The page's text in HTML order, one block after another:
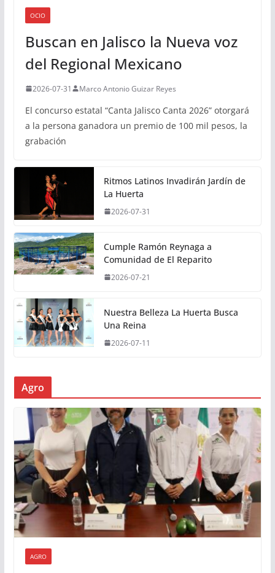
OCIO
Buscan en Jalisco la Nueva voz
del Regional Mexicano
2026-07-31 Marco Antonio Guizar Reyes
El concurso estatal “Canta Jalisco Canta 2026” otorgará
a la persona ganadora un premio de 100 mil pesos, la
grabación
Ritmos Latinos Invadirán Jardín de
La Huerta
2026-07-31
Cumple Ramón Reynaga a
Comunidad de El Reparito
2026-07-21
Nuestra Belleza La Huerta Busca
Una Reina
2026-07-11
Agro
AGRO